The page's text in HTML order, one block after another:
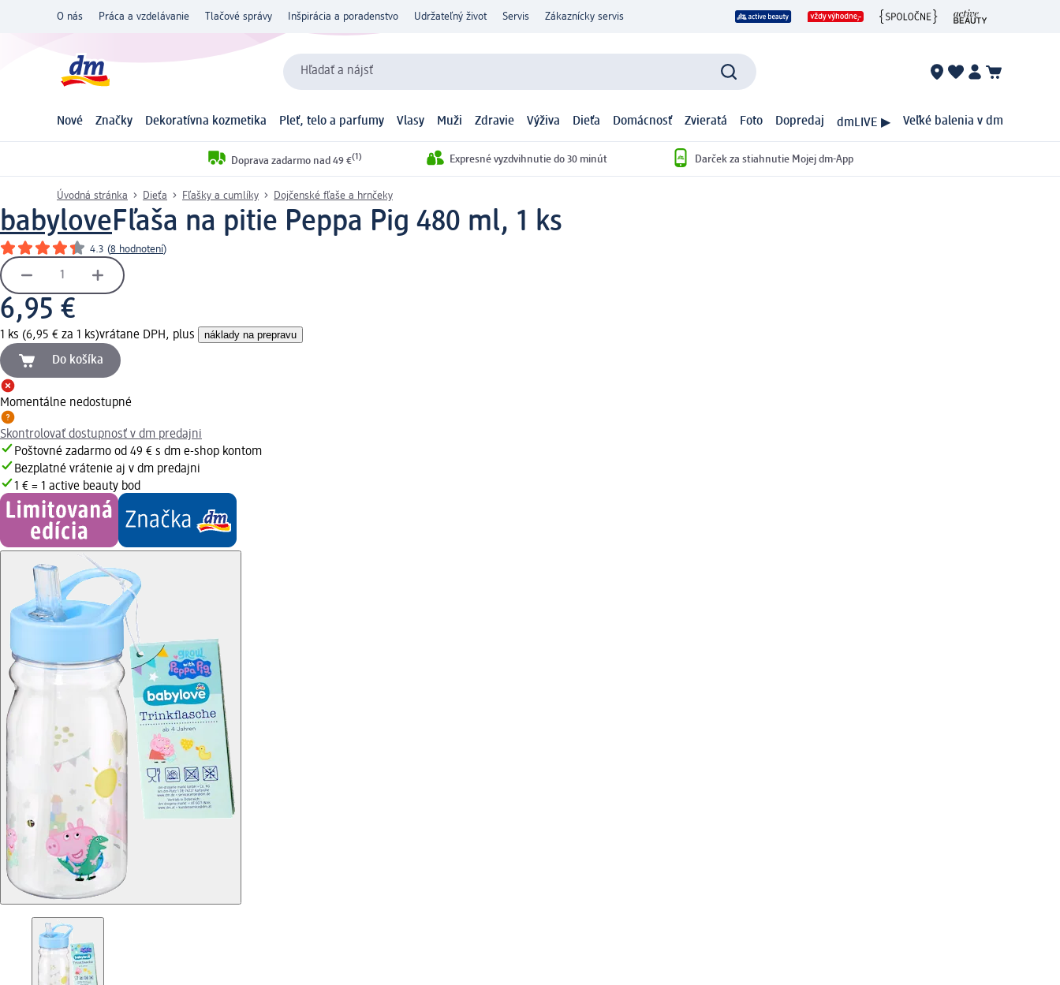
O nás Práca a vzdelávanie Tlačové správy Inšpirácia a poradenstvo Udržateľný život Servis Zákaznícky servis
Hľadať a nájsť
Nové Značky Dekoratívna kozmetika Pleť, telo a parfumy Vlasy Muži Zdravie Výživa Dieťa Domácnosť Zvieratá Foto Dopredaj dmLIVE ▶ Veľké balenia v dm
Doprava zadarmo nad 49 €(1) Expresné vyzdvihnutie do 30 minút Darček za stiahnutie Mojej dm-App
Úvodná stránka Dieťa Fľašky a cumlíky Dojčenské fľaše a hrnčeky
babyloveFľaša na pitie Peppa Pig 480 ml, 1 ks
4.3 (8 hodnotení)
6,95 €
1 ks (6,95 € za 1 ks)vrátane DPH, plus náklady na prepravu
Do košíka
Momentálne nedostupné
Skontrolovať dostupnosť v dm predajni
Poštovné zadarmo od 49 € s dm e-shop kontom
Bezplatné vrátenie aj v dm predajni
1 € = 1 active beauty bod